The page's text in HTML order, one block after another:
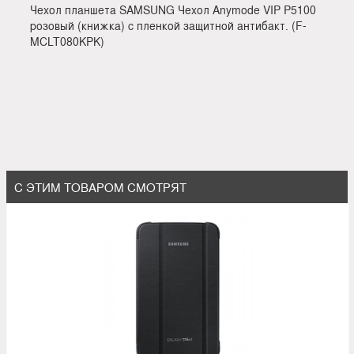
Чехол планшета SAMSUNG Чехол Anymode VIP P5100
розовый (книжка) с пленкой защитной антибакт. (F-
MCLT080KPK)
С ЭТИМ ТОВАРОМ СМОТРЯТ